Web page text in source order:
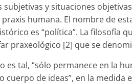
y situaciones
humana. El nombre de
es “política”. La filosofía
praxeológico [2] que se
es tal, “sólo permanece en la
cuerpo de ideas”, en la medida